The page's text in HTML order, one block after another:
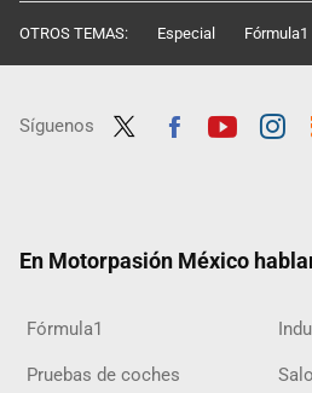
OTROS TEMAS: Especial Fórmula1
Síguenos
En Motorpasión México
Fórmula1
Pruebas de coches